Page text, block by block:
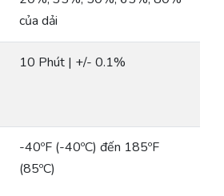
của dải
10 Phút | +/- 0.1%
-40ºF (-40ºC) đến 185ºF
(85ºC)